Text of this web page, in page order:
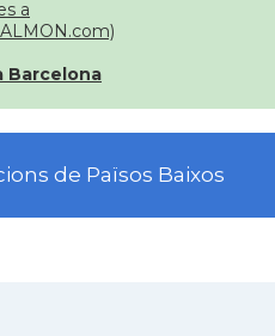
a
Barcelona
de Països Baixos